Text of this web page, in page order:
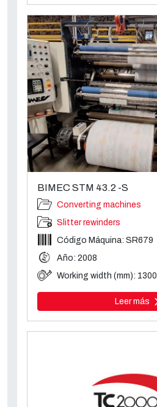
BIMEC STM 43.2 -S
Converting machines
Slitter rewinders
Código Máquina: SR679
Año: 2008
Working width (mm): 1300
Leer más